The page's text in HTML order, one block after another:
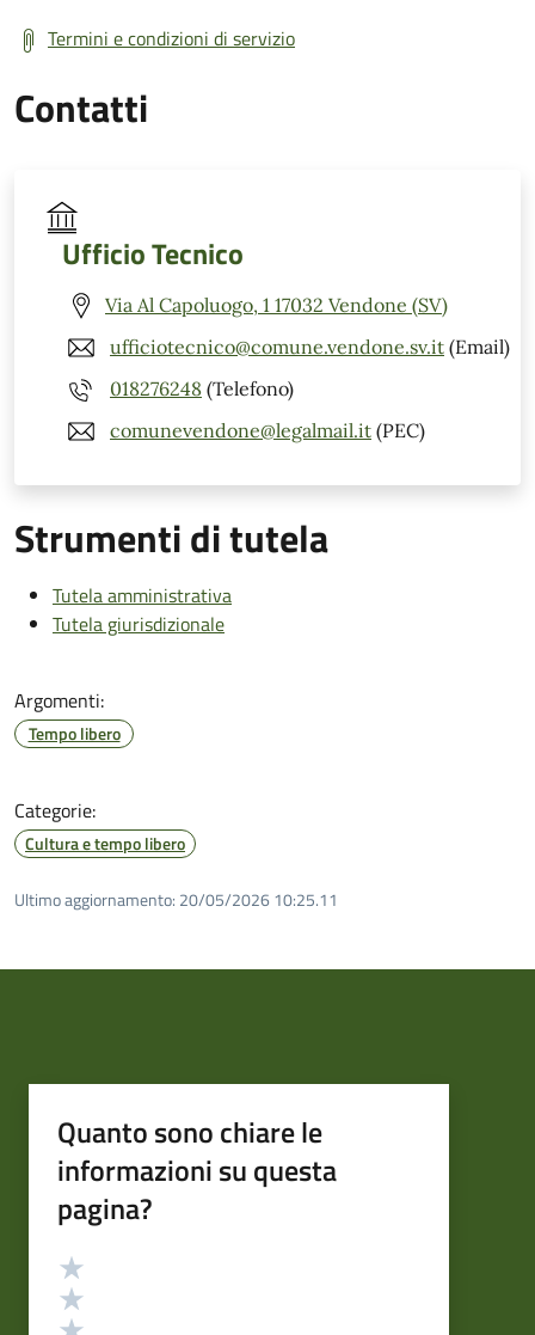
Termini e condizioni di servizio
Contatti
Ufficio Tecnico
Via Al Capoluogo, 1 17032 Vendone (SV)
ufficiotecnico@comune.vendone.sv.it (Email)
018276248 (Telefono)
comunevendone@legalmail.it (PEC)
Strumenti di tutela
Tutela amministrativa
Tutela giurisdizionale
Argomenti:
Tempo libero
Categorie:
Cultura e tempo libero
Ultimo aggiornamento: 20/05/2026 10:25.11
Quanto sono chiare le
informazioni su questa
pagina?
Valutazione